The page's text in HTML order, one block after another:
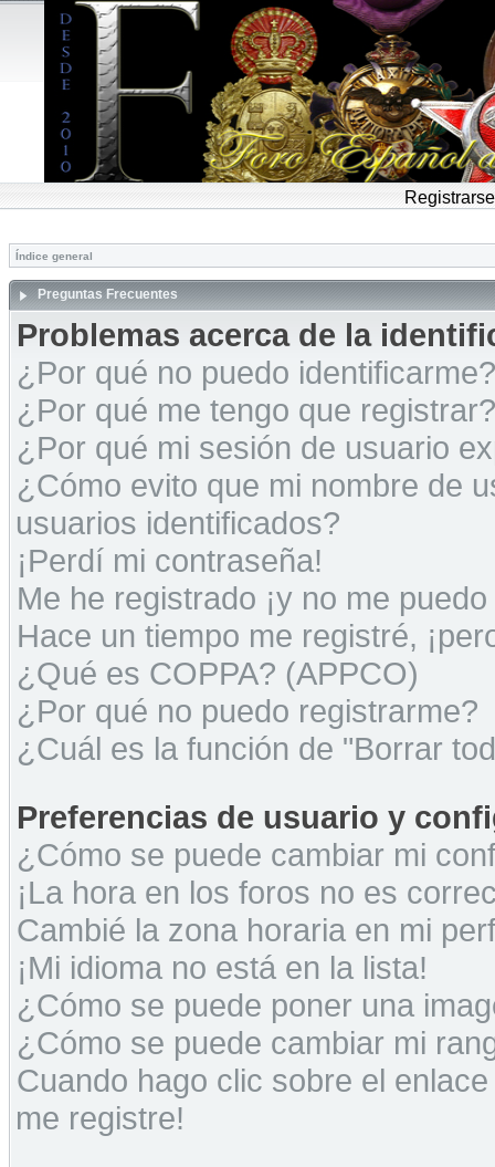
Registrarse
Índice general
Preguntas Frecuentes
Problemas acerca de la
¿Por qué no puedo identificarme?
¿Por qué me tengo que registrar?
¿Por qué mi sesión de usuario
¿Cómo evito que mi nombre de
usuarios identificados?
¡Perdí mi contraseña!
Me he registrado ¡y no me
Hace un tiempo me registré,
¿Qué es COPPA? (APPCO)
¿Por qué no puedo registrarme?
¿Cuál es la función de "Borrar
Preferencias de usuario y
¿Cómo se puede cambiar mi
¡La hora en los foros no es
Cambié la zona horaria en mi
¡Mi idioma no está en la lista!
¿Cómo se puede poner una
¿Cómo se puede cambiar mi
Cuando hago clic sobre el
me registre!